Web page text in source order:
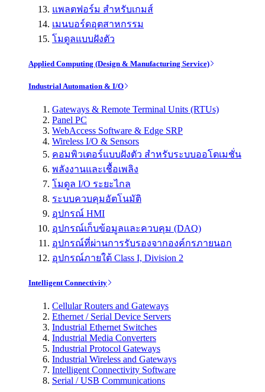
แพลตฟอร์ม สำหรับเกมส์
เมนบอร์ดอุตสาหกรรม
โมดูลแบบฝังตัว
Applied Computing (Design & Manufacturing Service)
Industrial Automation & I/O
Gateways & Remote Terminal Units (RTUs)
Panel PC
WebAccess Software & Edge SRP
Wireless I/O & Sensors
คอมพิวเตอร์แบบฝังตัว สำหรับระบบออโตเมชั่น
พลังงานและเชื้อเพลิง
โมดูล I/O ระยะไกล
ระบบควบคุมอัตโนมัติ
อุปกรณ์ HMI
อุปกรณ์เก็บข้อมูลและควบคุม (DAQ)
อุปกรณ์ที่ผ่านการรับรองจากองค์กรภายนอก
อุปกรณ์ภายใต้ Class I, Division 2
Intelligent Connectivity
Cellular Routers and Gateways
Ethernet / Serial Device Servers
Industrial Ethernet Switches
Industrial Media Converters
Industrial Protocol Gateways
Industrial Wireless and Gateways
Intelligent Connectivity Software
Serial / USB Communications